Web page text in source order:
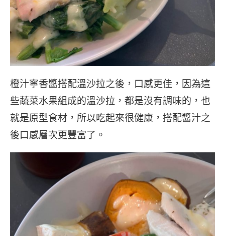
橙汁寧香醬搭配溫沙拉之後，口感更佳，因為這
些蔬菜水果組成的溫沙拉，都是沒有調味的，也
就是原型食材，所以吃起來很健康，搭配醬汁之
後口感層次更豐富了。